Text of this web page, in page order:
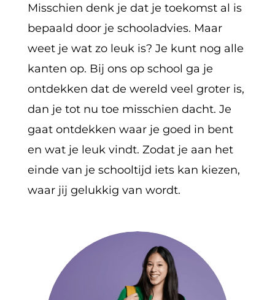
Misschien denk je dat je toekomst al is
bepaald door je schooladvies. Maar
weet je wat zo leuk is? Je kunt nog alle
kanten op. Bij ons op school ga je
ontdekken dat de wereld veel groter is,
dan je tot nu toe misschien dacht. Je
gaat ontdekken waar je goed in bent
en wat je leuk vindt. Zodat je aan het
einde van je schooltijd iets kan kiezen,
waar jij gelukkig van wordt.